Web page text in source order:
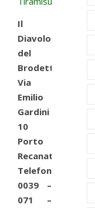
Il
Diavolo
del
Brodetto
Via
Emilio
Gardini
10
Porto
Recanati
Telefon
0039 –
071 –